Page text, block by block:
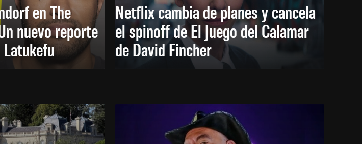
en The
nuevo reporte
Netflix cambia de planes y cancela
el spinoff de El Juego del Calamar
de David Fincher